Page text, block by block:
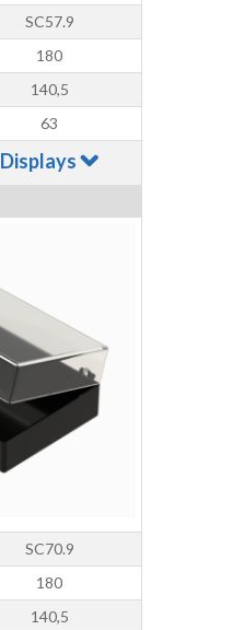
SC57.9
180
140,5
63
Displays
SC70.9
180
140,5